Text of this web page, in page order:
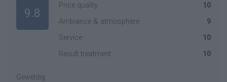
9.8
Price quality
10
Ambiance & atmosphere
9
Service
10
Result treatment
10
Geweldig